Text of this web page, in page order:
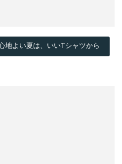
地よい夏は、いいTシャツから